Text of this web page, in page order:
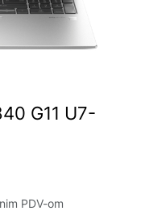
G11 U7-
PDV-om